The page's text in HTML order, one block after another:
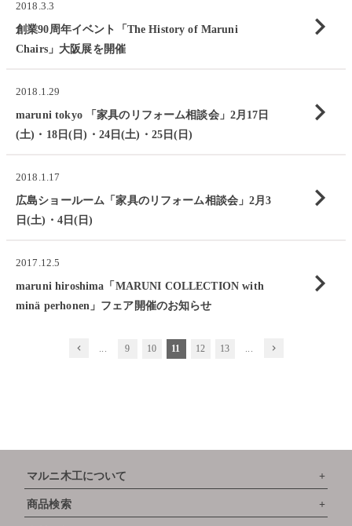
2018.3.3
創業90周年イベント「The History of Maruni
Chairs」大阪展を開催
chevron_right
2018.1.29
maruni tokyo 「家具のリフォーム相談会」2月17日
(土)・18日(日)・24日(土)・25日(日)
chevron_right
2018.1.17
広島ショールーム「家具のリフォーム相談会」2月3
日(土)・4日(日)
chevron_right
2017.12.5
maruni hiroshima「MARUNI COLLECTION with
minä perhonen」フェア開催のお知らせ
chevron_right
chevron_left ... 9 10 11 12 13 ... chevron_right
マルニ木工について
商品検索